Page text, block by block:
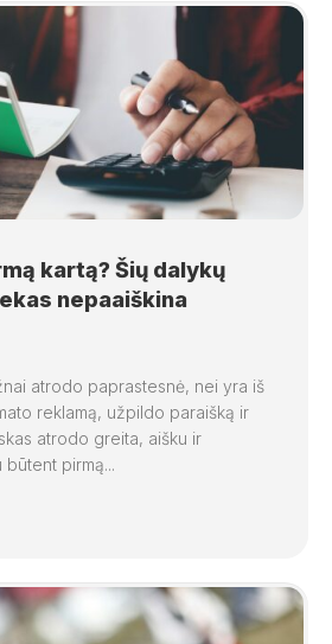
kartą? Šių dalykų
nepaaiškina
atrodo paprastesnė, nei yra iš
reklamą, užpildo paraišką ir
atrodo greita, aišku ir
būtent pirmą...